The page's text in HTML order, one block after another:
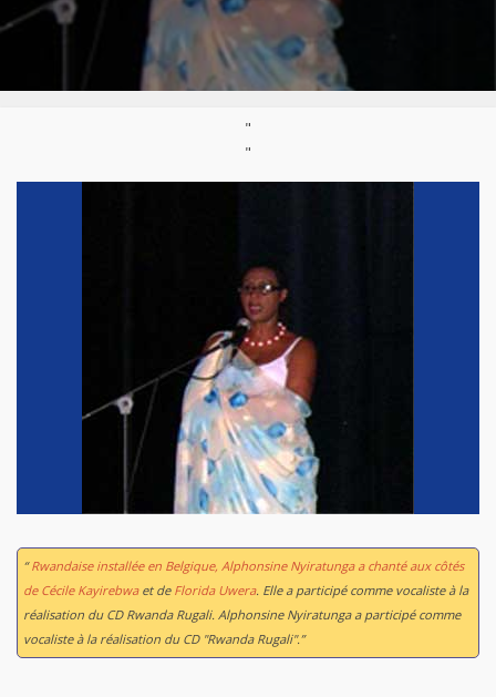
"
"
“Rwandaise installée en Belgique, Alphonsine Nyiratunga a chanté aux côtés
de Cécile Kayirebwaet de Florida Uwera. Elle a participé comme vocaliste à la
réalisation du CD Rwanda Rugali. Alphonsine Nyiratunga a participé comme
vocaliste à la réalisation du CD "Rwanda Rugali".”